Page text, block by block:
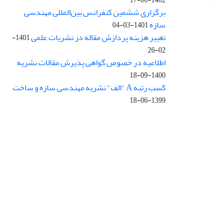
برگزاری ششمین کنفرانس بین‌المللی مهندسی
سازه1401-03-04
تغییر هزینه پردازش مقاله در نشریات علمی
1401-
02-26
اطلاعیه در خصوص گواهی پذیرش مقالات نشریه
1400-09-18
کسب رتبه A "الف" نشریه مهندسی سازه و ساخت
1399-06-18